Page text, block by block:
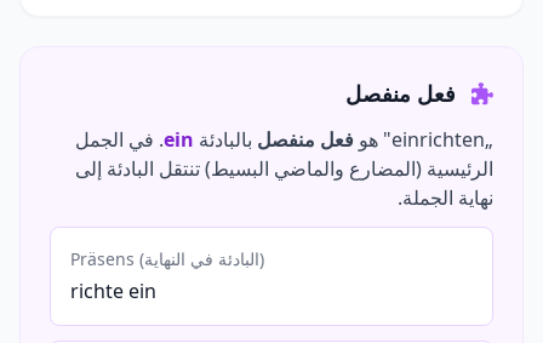
فعل منفصل
„einrichten" هو فعل منفصل بالبادئة ein. في الجمل
الرئيسية (المضارع والماضي البسيط) تنتقل البادئة إلى
نهاية الجملة.
Präsens (البادئة في النهاية)
richte ein